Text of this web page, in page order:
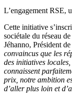
L’engagement RSE,
Cette initiative
sociétale du réseau
Jéhanno, Président
convaincus que les
des initiatives
connaissent
prix, notre ambition
d’aller plus loin et